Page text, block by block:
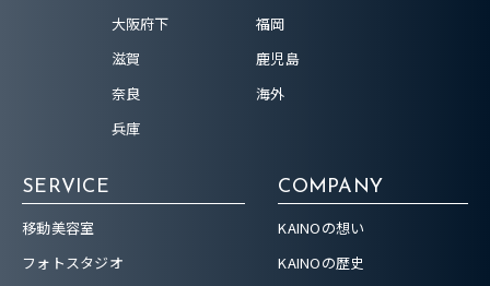
大阪府下
滋賀
奈良
兵庫
福岡
鹿児島
海外
SERVICE
移動美容室
フォトスタジオ
COMPANY
KAINOの想い
KAINOの歴史